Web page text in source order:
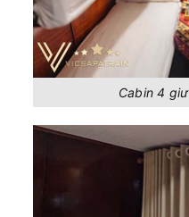
Cabin 4